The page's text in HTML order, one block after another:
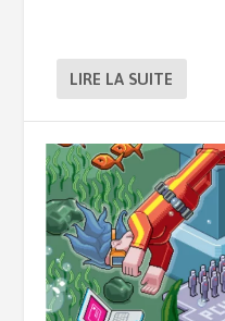
LIRE LA SUITE